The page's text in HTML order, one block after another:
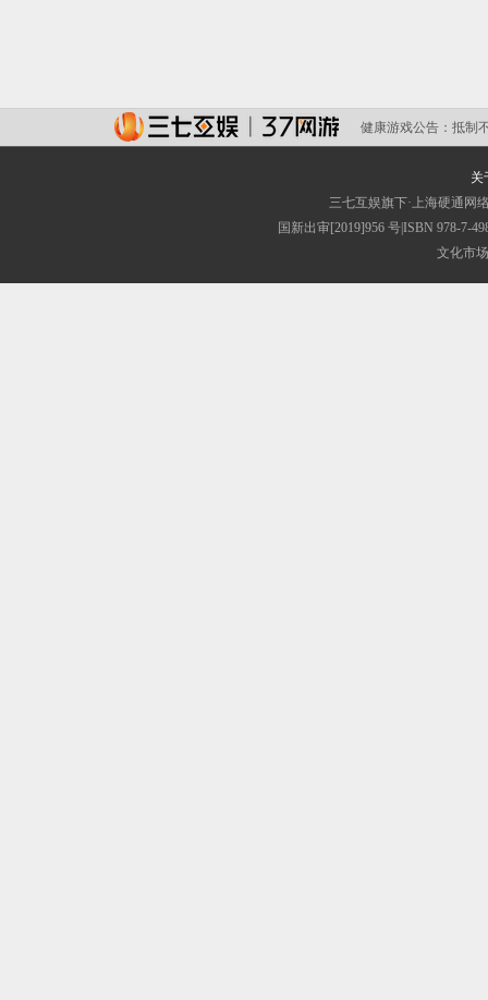
健康游戏公告： 抵制
关
三七互娱旗下·上海硬通网
国新出审[2019]956 号|ISBN 978-7-
文化市